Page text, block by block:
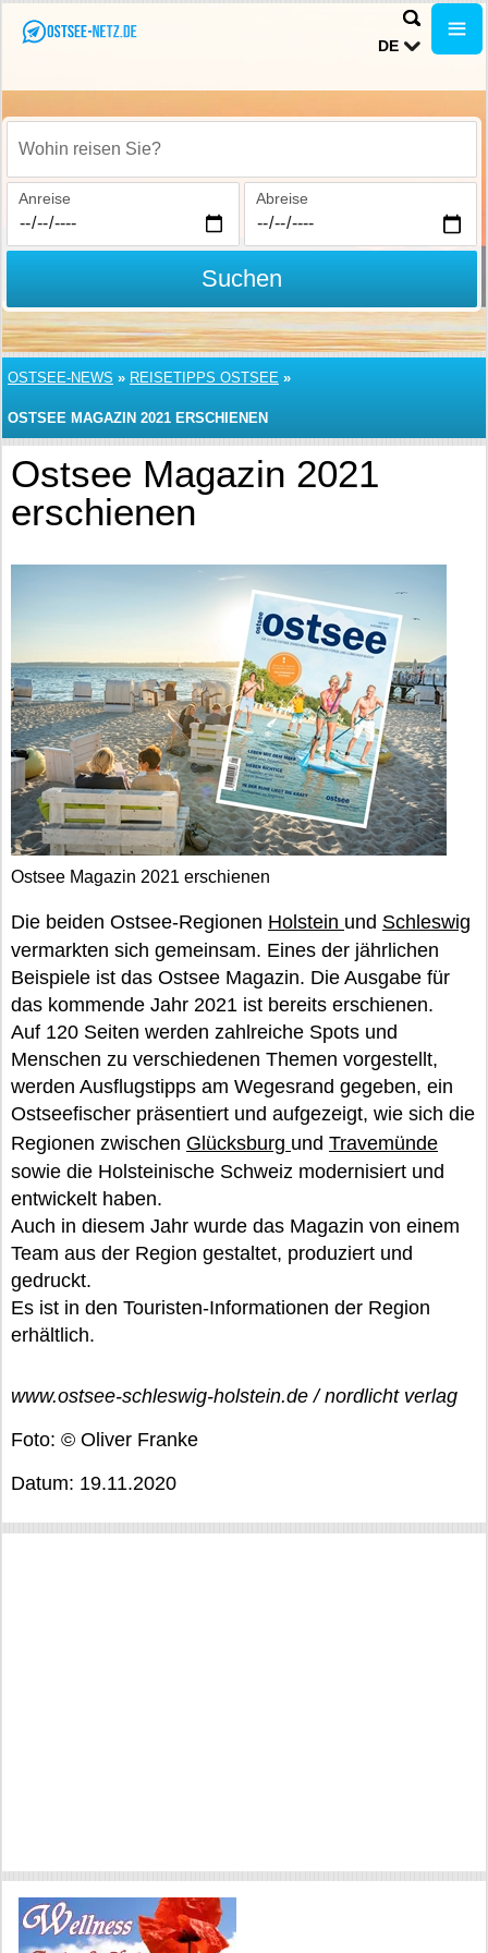
DE
Wohin reisen Sie?
Anreise Abreise
Suchen
OSTSEE-NEWS » REISETIPPS OSTSEE »
OSTSEE MAGAZIN 2021 ERSCHIENEN
Ostsee Magazin 2021
erschienen
Ostsee Magazin 2021 erschienen
Die beiden Ostsee-Regionen Holstein und Schleswig
vermarkten sich gemeinsam. Eines der jährlichen
Beispiele ist das Ostsee Magazin. Die Ausgabe für
das kommende Jahr 2021 ist bereits erschienen.
Auf 120 Seiten werden zahlreiche Spots und
Menschen zu verschiedenen Themen vorgestellt,
werden Ausflugstipps am Wegesrand gegeben, ein
Ostseefischer präsentiert und aufgezeigt, wie sich die
Regionen zwischen Glücksburg und Travemünde
sowie die Holsteinische Schweiz modernisiert und
entwickelt haben.
Auch in diesem Jahr wurde das Magazin von einem
Team aus der Region gestaltet, produziert und
gedruckt.
Es ist in den Touristen-Informationen der Region
erhältlich.
www.ostsee-schleswig-holstein.de / nordlicht verlag
Foto: © Oliver Franke
Datum: 19.11.2020